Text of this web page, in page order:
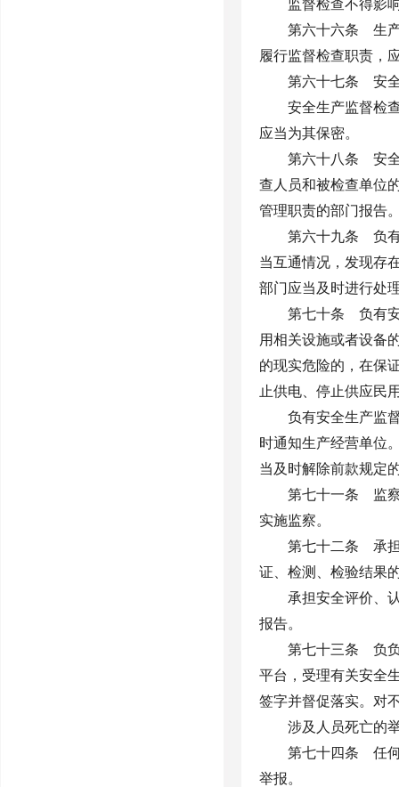
监督检查不得影
第六十六条 生产
履行监督检查职责，
第六十七条 安全
安全生产监督检
应当为其保密。
第六十八条 安全
查人员和被检查单位
管理职责的部门报告
第六十九条 负有
当互通情况，发现存
部门应当及时进行处
第七十条 负有安
用相关设施或者设备
的现实危险的，在保
止供电、停止供应民
负有安全生产监
时通知生产经营单位
当及时解除前款规定
第七十一条 监察
实施监察。
第七十二条 承担
证、检测、检验结果
承担安全评价、
报告。
第七十三条 负负
平台，受理有关安全
签字并督促落实。对
涉及人员死亡的
第七十四条 任何
举报。